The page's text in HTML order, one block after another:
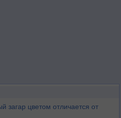
загар цветом отличается от